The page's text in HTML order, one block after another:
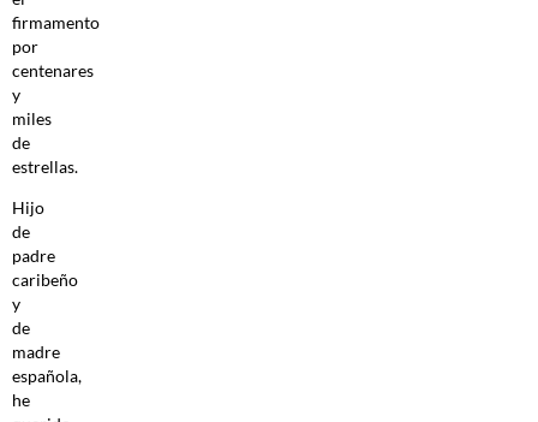
firmamento
por
centenares
y
miles
de
estrellas.
Hijo
de
padre
caribeño
y
de
madre
española,
he